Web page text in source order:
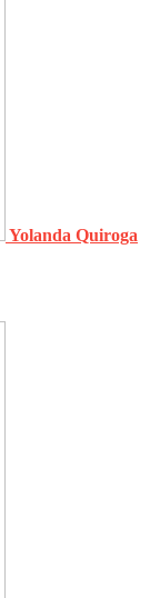
Yolanda Quiroga